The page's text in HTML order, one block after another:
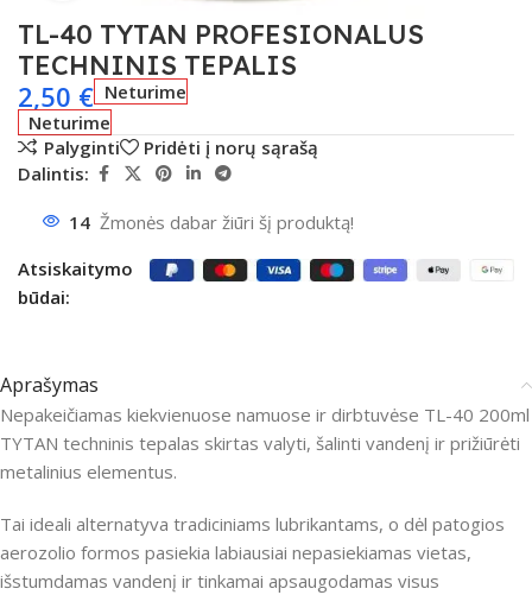
TL-40 TYTAN PROFESIONALUS
TECHNINIS TEPALIS
2,50 € Neturime
Neturime
Palyginti
Pridėti į norų sąrašą
Dalintis:
14 Žmonės dabar žiūri šį produktą!
Atsiskaitymo
būdai:
Aprašymas
Nepakeičiamas kiekvienuose namuose ir dirbtuvėse TL-40 200ml
TYTAN techninis tepalas skirtas valyti, šalinti vandenį ir prižiūrėti
metalinius elementus.
Tai ideali alternatyva tradiciniams lubrikantams, o dėl patogios
aerozolio formos pasiekia labiausiai nepasiekiamas vietas,
išstumdamas vandenį ir tinkamai apsaugodamas visus